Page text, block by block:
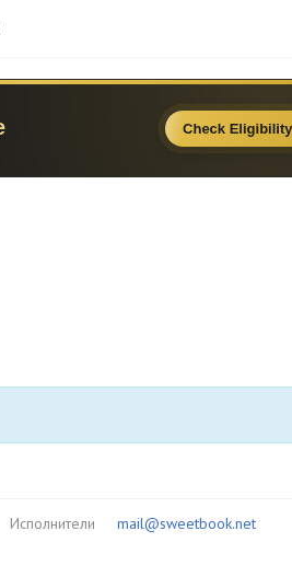
Исполнители mail@sweetbook.net